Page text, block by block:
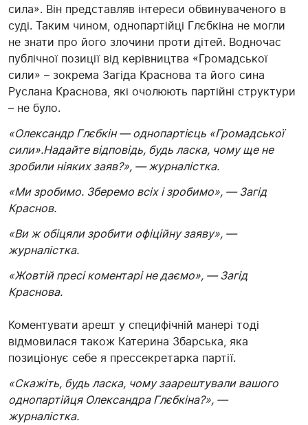
сила». Він представляв інтереси обвинуваченого в
суді. Таким чином, однопартійці Глєбкіна не могли
не знати про його злочини проти дітей. Водночас
публічної позиції від керівництва «Громадської
сили» – зокрема Загіда Краснова та його сина
Руслана Краснова, які очолюють партійні структури
– не було.
«Олександр Глєбкін —однопартієць «Громадської
сили».Надайте відповідь, будь ласка, чому ще не
зробили ніяких заяв?», — журналістка.
«Ми зробимо. Зберемо всіх і зробимо», — Загід
Краснов.
«Ви ж обіцяли зробити офіційну заяву», —
журналістка.
«Жовтій пресі коментарі не даємо», — Загід
Краснова.
Коментувати арешт у специфічній манері тоді
відмовилася також Катерина Збарська, яка
позиціонує себе я прессекретарка партії.
«Скажіть, будь ласка, чому заарештували вашого
однопартійця Олександра Глєбкіна?», —
журналістка.